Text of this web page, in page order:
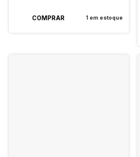
1 em estoque